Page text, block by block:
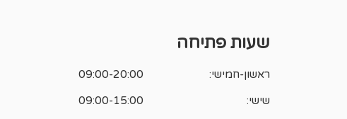
שעות פתיחה
ראשון-חמישי: 09:00-20:00
שישי: 09:00-15:00